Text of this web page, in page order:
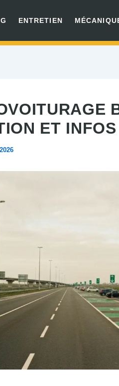
ENTRETIEN
ET